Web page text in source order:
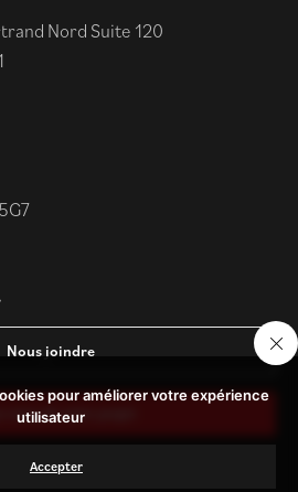
Nord Suite 120
Nous joindre
nous de votre projet
pour améliorer votre expérience
utilisateur
Accepter